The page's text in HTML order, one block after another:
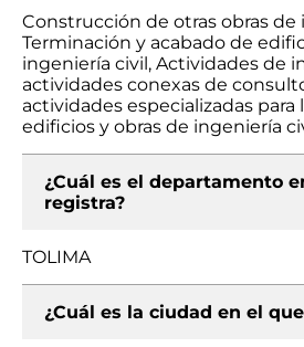
Construcción de otras obras de
Terminación y acabado de
ingeniería civil, Actividades de
actividades conexas de
actividades especializadas
edificios y obras de ingeniería
¿Cuál es el departamento
registra?
TOLIMA
¿Cuál es la ciudad en el